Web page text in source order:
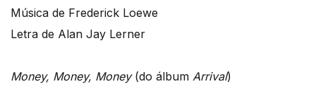
Música de Frederick Loewe
Letra de Alan Jay Lerner
Money, Money, Money(do álbum Arrival)